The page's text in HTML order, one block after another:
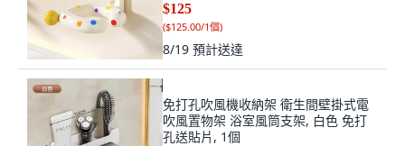
$125
($125.00/1個)
8/19 預計送達
免打孔吹風機收納架 衛生間壁掛式電
吹風置物架 浴室風筒支架, 白色 免打
孔送貼片, 1個